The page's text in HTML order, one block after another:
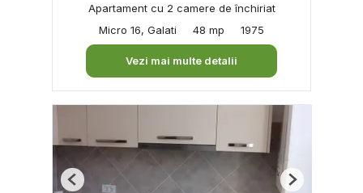
Apartament cu 2 camere de închiriat
Micro 16, Galati
48 mp 1975
Vezi mai multe detalii
Previous Next